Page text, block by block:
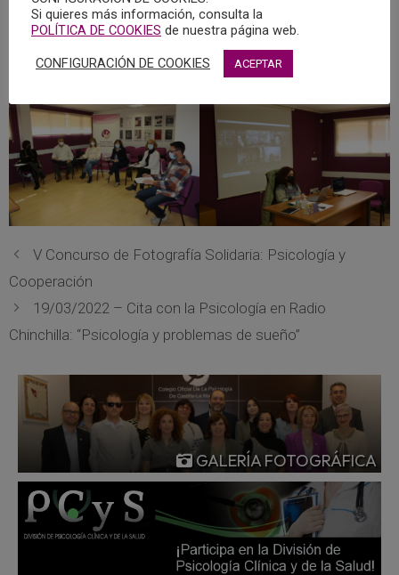
intrusismo, el convenio con Globalcaja Fundación
Horizonte XXII, las reuniones de áreas y grupos de trabajo
y las acciones formativas.
V Concurso de Fotografía Solidaria: Psicología y
Cooperación
19/03/2022 – Cita con la Psicología en Radio
Chinchilla: “Psicología y problemas de sueño”
GALERÍA FOTOGRÁFICA
Si quieres más información, consulta la
POLÍTICA DE COOKIES de nuestra página web.
CONFIGURACIÓN DE COOKIES ACEPTAR